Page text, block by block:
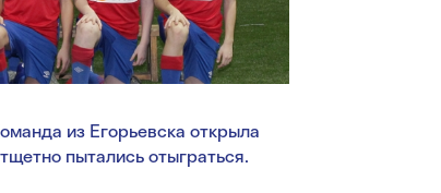
из Егорьевска открыла
пытались отыграться.